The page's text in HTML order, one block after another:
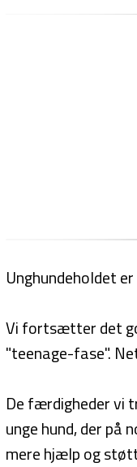
Unghundeholdet
Vi fortsætter det
"teenage-fase".
De færdigheder vi
unge hund, der på
mere hjælp og